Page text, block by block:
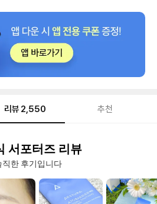
리뷰2,550 추천
서포터즈 리뷰
직한 후기입니다